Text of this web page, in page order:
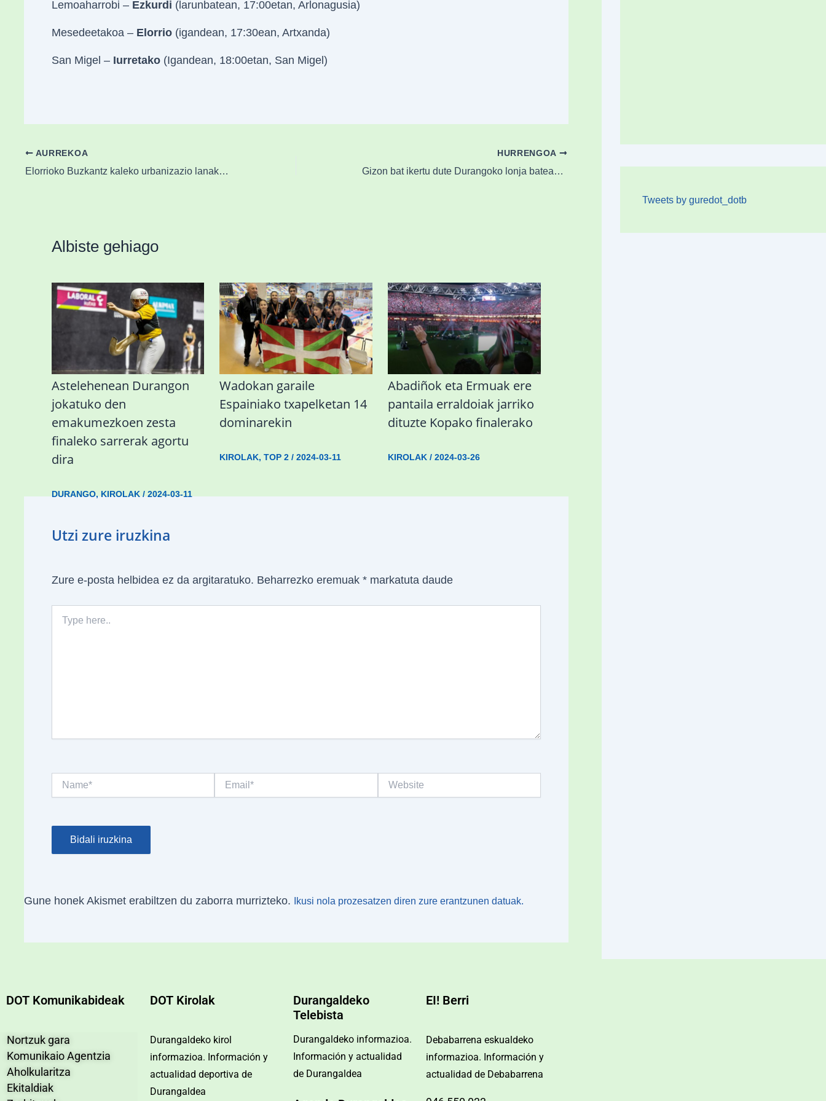
Lemoaharrobi – Ezkurdi (larunbatean, 17:00etan, Arlonagusia)
Mesedeetakoa – Elorrio(igandean, 17:30ean, Artxanda)
San Migel – Iurretako(Igandean, 18:00etan, San Migel)
AURREKOA
Elorrioko Buzkantz kaleko urbanizazio lanak amaitutzat eman dira
HURRENGOA
Gizon bat ikertu dute Durangoko lonja batean substantzia sorgorgarriekin trafikatzeagatik
Albiste gehiago
Astelehenean Durangon
jokatuko den
emakumezkoen zesta
finaleko sarrerak agortu
dira
DURANGO, KIROLAK/ 2024-03-11
Wadokan garaile
Espainiako txapelketan 14
dominarekin
KIROLAK,TOP 2 /2024-03-11
Abadiñok eta Ermuak ere
pantaila erraldoiak jarriko
dituzte Kopako finalerako
KIROLAK /2024-03-26
Utzi zure iruzkina
Zure e-posta helbidea ez da argitaratuko. Beharrezko eremuak *markatuta daude
here..
Gune honek Akismet erabiltzen du zaborra murrizteko. Ikusi nola prozesatzen diren zure erantzunen datuak.
Tweets by guredot_dotb
DOT Komunikabideak
Nortzuk gara
Komunikaio Agentzia
Aholkularitza
Ekitaldiak
DOT Kirolak
Durangaldeko kirol
informazioa. Información y
actualidad deportiva de
Durangaldea
Durangaldeko
Telebista
Durangaldeko informazioa.
Información y actualidad
de Durangaldea
EI! Berri
Debabarrena eskualdeko
informazioa. Información y
actualidad de Debabarrena